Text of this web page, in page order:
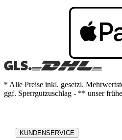
* Alle Preise inkl. gesetzl.
ggf. Sperrgutzuschlag - ** unser
KUNDENSERVICE